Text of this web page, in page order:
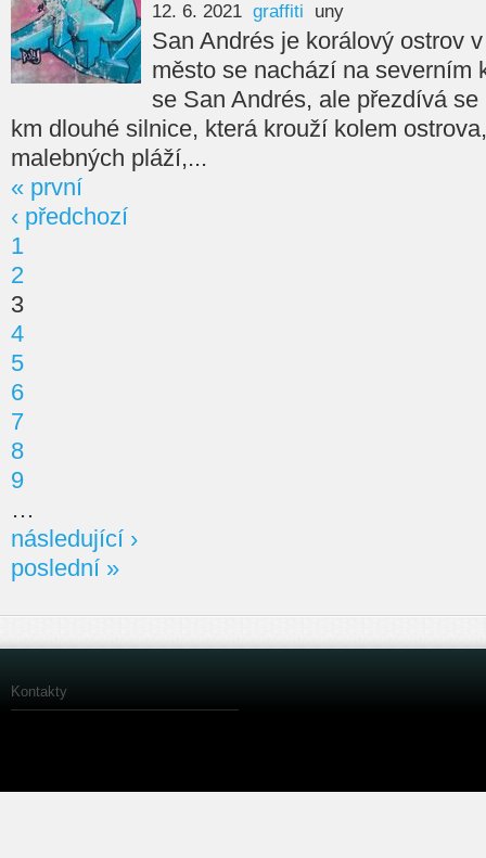
12. 6. 2021 graffiti uny
San Andrés je korálový ostrov
město se nachází na severním
se San Andrés, ale přezdívá
km dlouhé silnice, která krouží kolem
malebných pláží,...
« první
‹ předchozí
1
2
3
4
5
6
7
8
9
…
následující ›
poslední »
Kontakty